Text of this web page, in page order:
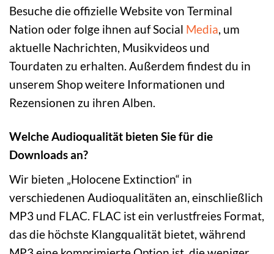
Besuche die offizielle Website von Terminal
Nation oder folge ihnen auf Social Media, um
aktuelle Nachrichten, Musikvideos und
Tourdaten zu erhalten. Außerdem findest du in
unserem Shop weitere Informationen und
Rezensionen zu ihren Alben.
Welche Audioqualität bieten Sie für die
Downloads an?
Wir bieten „Holocene Extinction“ in
verschiedenen Audioqualitäten an, einschließlich
MP3 und FLAC. FLAC ist ein verlustfreies Format,
das die höchste Klangqualität bietet, während